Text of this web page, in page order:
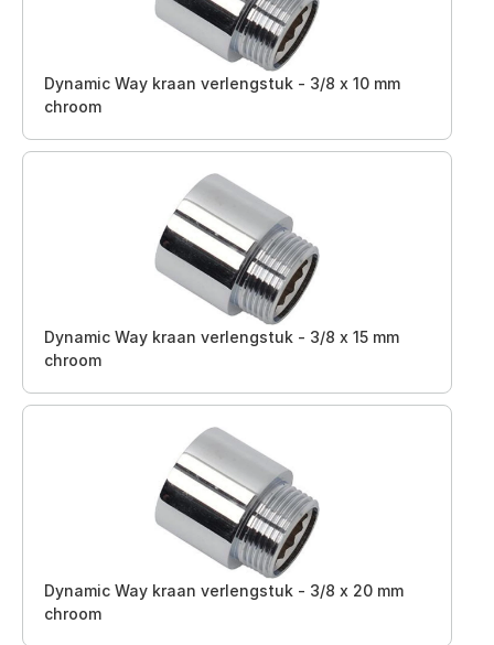
Dynamic Way kraan verlengstuk - 3/8 x 10 mm
chroom
Dynamic Way kraan verlengstuk - 3/8 x 15 mm
chroom
Dynamic Way kraan verlengstuk - 3/8 x 20 mm
chroom